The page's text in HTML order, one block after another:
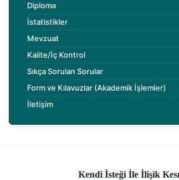
Diploma
İstatistikler
Mevzuat
Kalite/İç Kontrol
Sıkça Sorulan Sorular
Form ve Kılavuzlar (Akademik İşlemler)
İletişim
Kendi İsteği İle İlişik